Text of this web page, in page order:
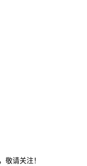
请关注！